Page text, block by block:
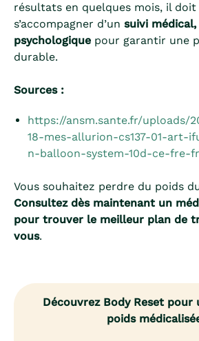
résultats en quelques mois, il
s’accompagner d’un suivi
psychologique pour garantir une
durable.
Sources :
https://ansm.sante.fr/uploads/
18-mes-allurion-cs137-01-art-
n-balloon-system-10d-ce-fre-
Vous souhaitez perdre du poids
Consultez dès maintenant un
pour trouver le meilleur plan de
vous.
Découvrez Body Reset pour
poids